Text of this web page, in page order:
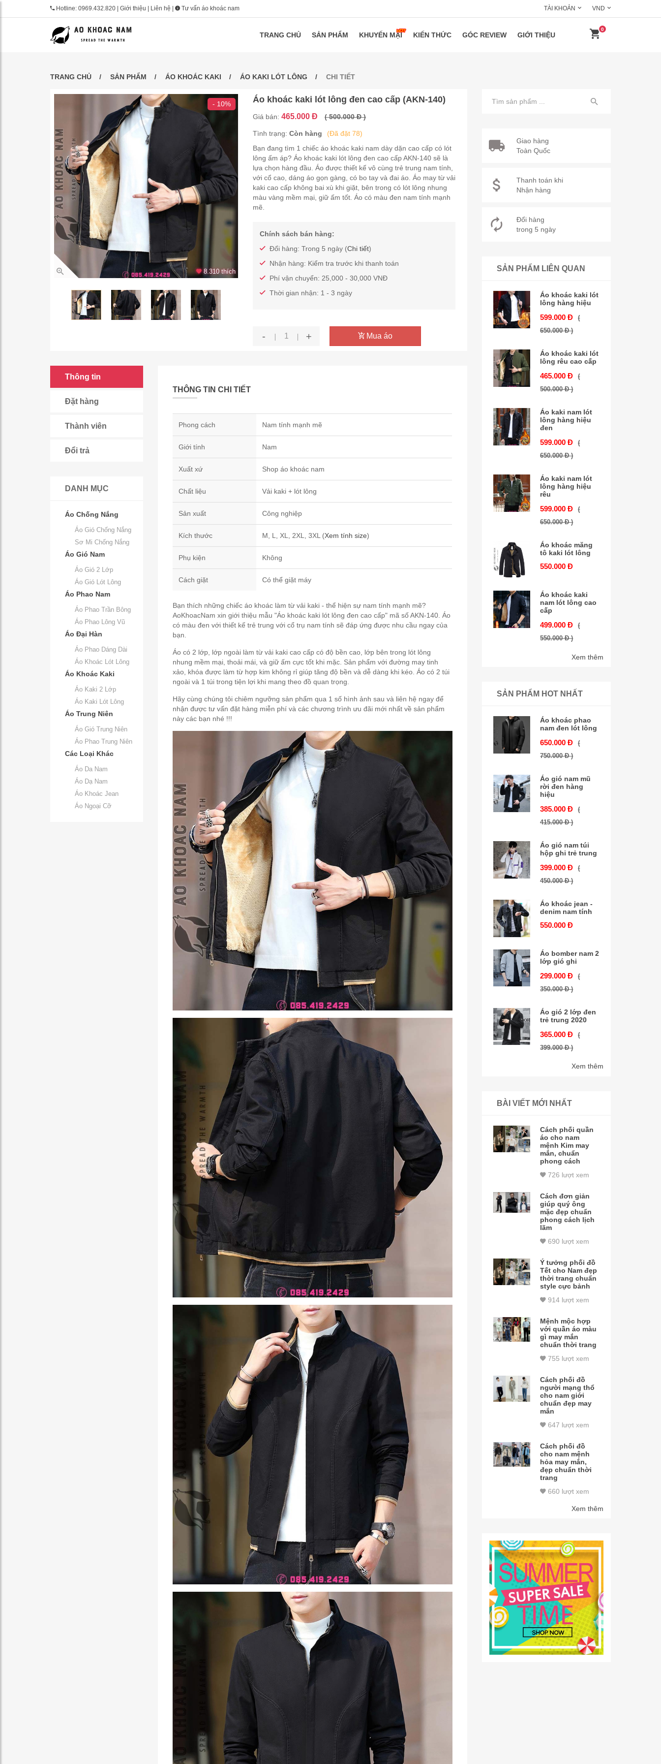
Hotline: 0969.432.820 Giới thiệu Liên hệ Tư vấn áo khoác nam TÀI KHOẢN VND
TRANG CHỦ SẢN PHẨM KHUYẾN MẠI KIẾN THỨC GÓC REVIEW GIỚI THIỆU
0
TRANG CHỦ SẢN PHẨM ÁO KHOÁC KAKI ÁO KAKI LÓT LÔNG CHI TIẾT
- 10%
8.310 thích
Áo khoác kaki lót lông đen cao cấp (AKN-140)
Giá bán:465.000 Đ ( 500.000 Đ )
Tình trạng:Còn hàng
(Đã đặt 78)
Bạn đang tìm 1 chiếc áo khoác kaki nam dày dặn cao cấp có lót
lông ấm áp? Áo khoác kaki lót lông đen cao cấp AKN-140 sẽ là
lựa chọn hàng đầu. Áo được thiết kế vô cùng trẻ trung nam tính,
với cổ cao, dáng áo gọn gàng, có bo tay và đai áo. Áo may từ vải
kaki cao cấp không bai xù khi giặt, bên trong có lót lông nhung
màu vàng mềm mại, giữ ấm tốt. Áo có màu đen nam tính mạnh
mẽ.
Chính sách bán hàng:
Đổi hàng: Trong 5 ngày (Chi tiết)
Nhận hàng: Kiểm tra trước khi thanh toán
Phí vận chuyển: 25,000 - 30,000 VNĐ
Thời gian nhận: 1 - 3 ngày
- + Mua áo
Thông tin
Đặt hàng
Thành viên
Đổi trả
DANH MỤC
Áo Chống Nắng
Áo Gió Chống Nắng
Sơ Mi Chống Nắng
Áo Gió Nam
Áo Gió 2 Lớp
Áo Gió Lót Lông
Áo Phao Nam
Áo Phao Trần Bông
Áo Phao Lông Vũ
Áo Đại Hàn
Áo Phao Dáng Dài
Áo Khoác Lót Lông
Áo Khoác Kaki
Áo Kaki 2 Lớp
Áo Kaki Lót Lông
Áo Trung Niên
Áo Gió Trung Niên
Áo Phao Trung Niên
Các Loại Khác
Áo Da Nam
Áo Dạ Nam
Áo Khoác Jean
Áo Ngoại Cỡ
THÔNG TIN CHI TIẾT
Phong cách Nam tính mạnh mẽ
Giới tính Nam
Xuất xứ Shop áo khoác nam
Chất liệu Vải kaki + lót lông
Sản xuất Công nghiệp
Kích thước M, L, XL, 2XL, 3XL (Xem tính size)
Phụ kiện Không
Cách giặt Có thể giặt máy
Bạn thích những chiếc áo khoác làm từ vải kaki - thể hiện sự nam tính mạnh mẽ?
AoKhoacNam xin giới thiệu mẫu "Áo khoác kaki lót lông đen cao cấp" mã số AKN-140. Áo
có màu đen với thiết kế trẻ trung với cổ trụ nam tính sẽ đáp ứng được nhu cầu ngay của
bạn.
Áo có 2 lớp, lớp ngoài làm từ vải kaki cao cấp có độ bền cao, lớp bên trong lót lông
nhung mềm mại, thoải mái, và giữ ấm cực tốt khi mặc. Sản phẩm với đường may tinh
xảo, khóa được làm từ hợp kim không rỉ giúp tăng độ bền và dễ dàng khi kéo. Áo có 2 túi
ngoài và 1 túi trong tiện lợi khi mang theo đồ quan trọng.
Hãy cùng chúng tôi chiêm ngưỡng sản phẩm qua 1 số hình ảnh sau và liên hệ ngay để
nhận được tư vấn đặt hàng miễn phí và các chương trình ưu đãi mới nhất về sản phẩm
này các bạn nhé !!!
Giao hàng
Toàn Quốc
Thanh toán khi
Nhận hàng
Đổi hàng
trong 5 ngày
SẢN PHẨM LIÊN QUAN
Áo khoác kaki lót
lông hàng hiệu
599.000 Đ
(
650.000 Đ )
Áo khoác kaki lót
lông rêu cao cấp
465.000 Đ
(
500.000 Đ )
Áo kaki nam lót
lông hàng hiệu
đen
599.000 Đ
(
650.000 Đ )
Áo kaki nam lót
lông hàng hiệu
rêu
599.000 Đ
(
650.000 Đ )
Áo khoác măng
tô kaki lót lông
550.000 Đ
Áo khoác kaki
nam lót lông cao
cấp
499.000 Đ
(
550.000 Đ )
Xem thêm
SẢN PHẨM HOT NHẤT
Áo khoác phao
nam đen lót lông
650.000 Đ
(
750.000 Đ )
Áo gió nam mũ
rời đen hàng
hiệu
385.000 Đ
(
415.000 Đ )
Áo gió nam túi
hộp ghi trẻ trung
399.000 Đ
(
450.000 Đ )
Áo khoác jean -
denim nam tính
550.000 Đ
Áo bomber nam 2
lớp gió ghi
299.000 Đ
(
350.000 Đ )
Áo gió 2 lớp đen
trẻ trung 2020
365.000 Đ
(
399.000 Đ )
Xem thêm
BÀI VIẾT MỚI NHẤT
Cách phối quần
áo cho nam
mệnh Kim may
mắn, chuẩn
phong cách
726 lượt xem
Cách đơn giản
giúp quý ông
mặc đẹp chuẩn
phong cách lịch
lãm
690 lượt xem
Ý tưởng phối đồ
Tết cho Nam đẹp
thời trang chuẩn
style cực bảnh
914 lượt xem
Mệnh mộc hợp
với quần áo màu
gì may mắn
chuẩn thời trang
755 lượt xem
Cách phối đồ
người mạng thổ
cho nam giới
chuẩn đẹp may
mắn
647 lượt xem
Cách phối đồ
cho nam mệnh
hỏa may mắn,
đẹp chuẩn thời
trang
660 lượt xem
Xem thêm